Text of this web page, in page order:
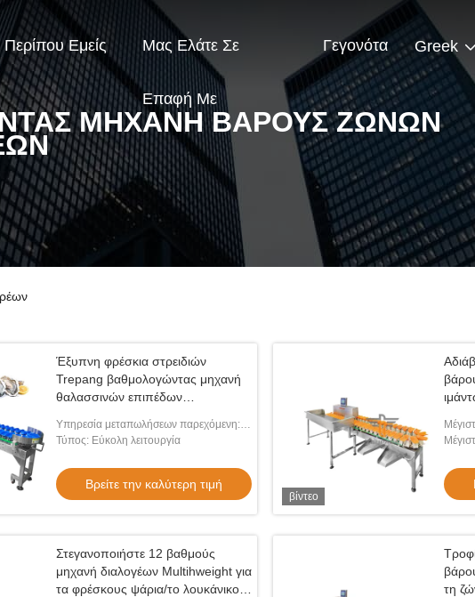
Περίπου Εμείς Μας Ελάτε Σε
Επαφή Με
Γεγονότα Greek
ΜΗΧΑΝΉ ΒΆΡΟΥΣ ΖΩΝΏΝ
Έξυπνη φρέσκια στρειδιών
Trepang βαθμολογώντας μηχανή
θαλασσινών επιπέδων
φυτωρίου ζυγίζοντας
Υπηρεσία μεταπωλήσεων παρεχόμενη:
Σε απευθείας σύνδεση υποστήριξη
Τύπος: Εύκολη λειτουργία
Βρείτε την καλύτερη τιμή
βίντεο
Στεγανοποιήστε 12 βαθμούς
μηχανή διαλογέων Multihweight για
τα φρέσκους ψάρια/το λουκάνικο/
τη